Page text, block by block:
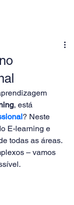
, está
? Neste
E-learning e
todas as áreas.
– vamos